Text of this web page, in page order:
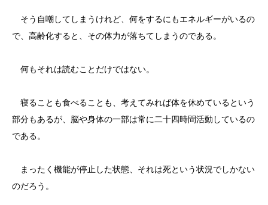
そう自嘲してしまうけれど、何をするにもエネルギーがいるの
で、高齢化すると、その体力が落ちてしまうのである。
何もそれは読むことだけではない。
寝ることも食べることも、考えてみれば体を休めているという
部分もあるが、脳や身体の一部は常に二十四時間活動しているの
である。
まったく機能が停止した状態、それは死という状況でしかない
のだろう。